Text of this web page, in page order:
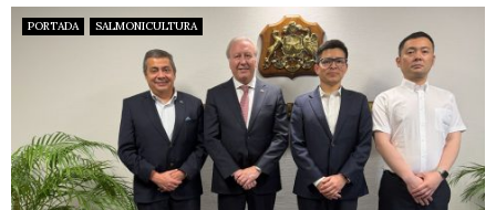
PORTADA SALMONICULTURA